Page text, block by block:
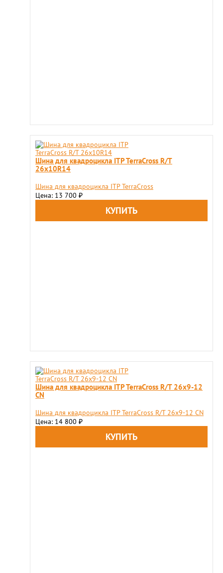
Шина для квадроцикла ITP TerraCross R/T
26x10R14
Шина для квадроцикла ITP TerraCross
Цена: 13 700 ₽
Шина для квадроцикла ITP TerraCross R/T 26x9-12
CN
Шина для квадроцикла ITP TerraCross R/T 26x9-12 CN
Цена: 14 800 ₽